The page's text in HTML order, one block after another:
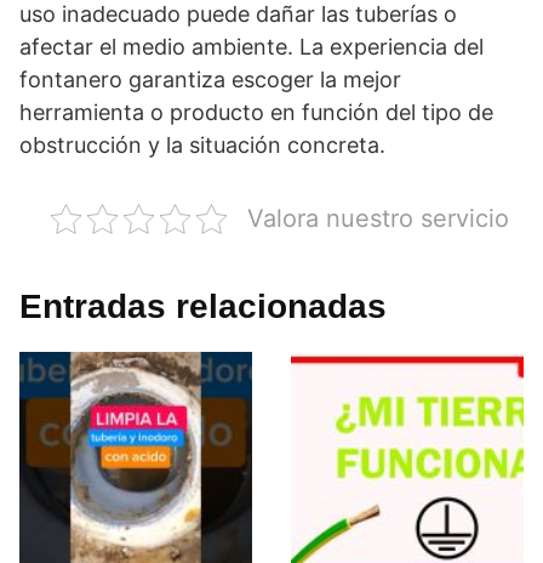
uso inadecuado puede dañar las tuberías o
afectar el medio ambiente. La experiencia del
fontanero garantiza escoger la mejor
herramienta o producto en función del tipo de
obstrucción y la situación concreta.
Valora nuestro servicio
Entradas relacionadas